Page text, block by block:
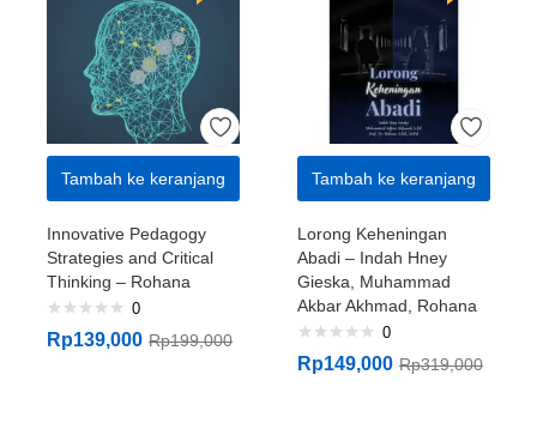
Tambah ke keranjang
Innovative Pedagogy
Strategies and Critical
Thinking – Rohana
0
Rp139,000 Rp199,000
Tambah ke keranjang
Lorong Keheningan
Abadi – Indah Hney
Gieska, Muhammad
Akbar Akhmad, Rohana
0
Rp149,000 Rp319,000